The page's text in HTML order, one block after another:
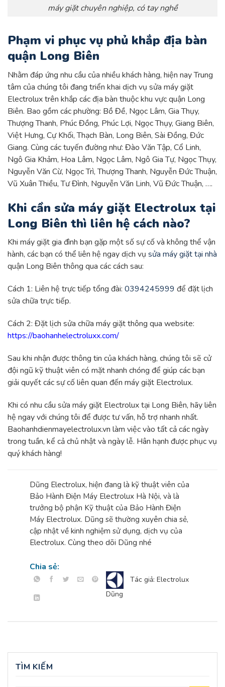
máy giặt chuyên nghiệp, có tay nghề
Phạm vi phục vụ phủ khắp địa bàn
quận Long Biên
Nhằm đáp ứng nhu cầu của nhiều khách hàng, hiện nay Trung
tâm của chúng tôi đang triển khai dịch vụ sửa máy giặt
Electrolux trên khắp các địa bàn thuộc khu vực quận Long
Biên. Bao gồm các phường: Bồ Đề, Ngọc Lâm, Gia Thụy,
Thượng Thanh, Phúc Đồng, Phúc Lợi, Ngọc Thụy, Giang Biên,
Việt Hưng, Cự Khối, Thạch Bàn, Long Biên, Sài Đồng, Đức
Giang. Cùng các tuyến đường như: Đào Văn Tập, Cổ Linh,
Ngô Gia Khảm, Hoa Lâm, Ngọc Lâm, Ngô Gia Tự, Ngọc Thụy,
Nguyễn Văn Cừ, Ngọc Trì, Thượng Thanh, Nguyễn Đức Thuận,
Vũ Xuân Thiều, Tư Đình, Nguyễn Văn Linh, Vũ Đức Thuận, ….
Khi cần sửa máy giặt Electrolux tại
Long Biên thì liên hệ cách nào?
Khi máy giặt gia đình bạn gặp một số sự cố và không thể vận
hành, các bạn có thể liên hệ ngay dịch vụ sửa máy giặt tại nhà
quận Long Biên thông qua các cách sau:
Cách 1: Liên hệ trực tiếp tổng đài: 0394245999 để đặt lịch
sửa chữa trực tiếp.
Cách 2: Đặt lịch sửa chữa máy giặt thông qua website:
https://baohanhelectroluxx.com/
Sau khi nhận được thông tin của khách hàng, chúng tôi sẽ cử
đội ngũ kỹ thuật viên có mặt nhanh chóng để giúp các bạn
giải quyết các sự cố liên quan đến máy giặt Electrolux.
Khi có nhu cầu sửa máy giặt Electrolux tại Long Biên, hãy liên
hệ ngay với chúng tôi để được tư vấn, hỗ trợ nhanh nhất.
Baohanhdienmayelectrolux.vn làm việc vào tất cả các ngày
trong tuần, kể cả chủ nhật và ngày lễ. Hân hạnh được phục vụ
quý khách hàng!
Dũng Electrolux, hiện đang là kỹ thuật viên của
Bảo Hành Điện Máy Electrolux Hà Nội, và là
trưởng bộ phận Kỹ thuật của Bảo Hành Điện
Máy Electrolux. Dũng sẽ thường xuyên chia sẻ,
cập nhật về kinh nghiệm sử dụng, dịch vụ của
Electrolux. Cùng theo dõi Dũng nhé
Chia sẻ:
Tác giả: Electrolux
Dũng
TÌM KIẾM